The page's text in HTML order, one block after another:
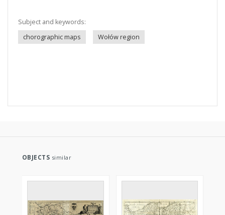
Subject and keywords:
chorographic maps
Wołów region
OBJECTS similar